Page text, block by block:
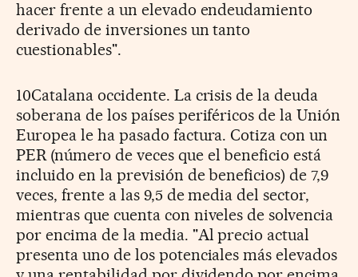
hacer frente a un elevado endeudamiento
derivado de inversiones un tanto
cuestionables".
10Catalana occidente. La crisis de la deuda
soberana de los países periféricos de la Unión
Europea le ha pasado factura. Cotiza con un
PER (número de veces que el beneficio está
incluido en la previsión de beneficios) de 7,9
veces, frente a las 9,5 de media del sector,
mientras que cuenta con niveles de solvencia
por encima de la media. "Al precio actual
presenta uno de los potenciales más elevados